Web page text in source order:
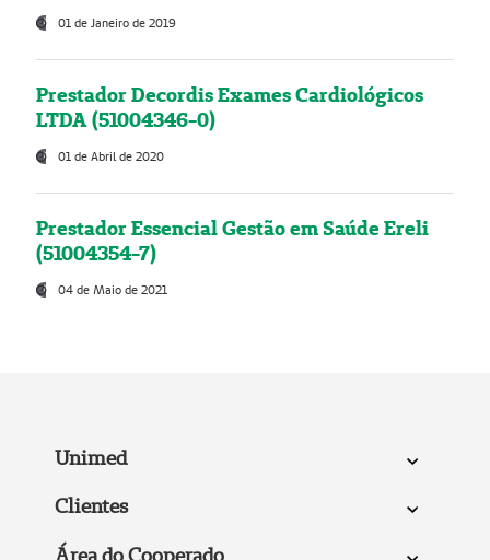
01 de Janeiro de 2019
Prestador Decordis Exames Cardiológicos
LTDA (51004346-0)
01 de Abril de 2020
Prestador Essencial Gestão em Saúde Ereli
(51004354-7)
04 de Maio de 2021
Unimed
Clientes